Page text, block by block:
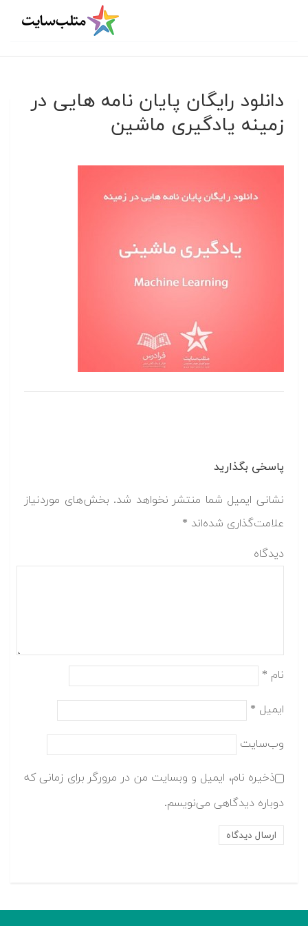
دانلود رایگان پایان نامه هایی در
زمینه یادگیری ماشین
پاسخی بگذارید
نشانی ایمیل شما منتشر نخواهد شد. بخش‌های موردنیاز
علامت‌گذاری شده‌اند *
دیدگاه
نام *
ایمیل *
وب‌سایت
ذخیره نام، ایمیل و وبسایت من در مرورگر برای زمانی که
دوباره دیدگاهی می‌نویسم.